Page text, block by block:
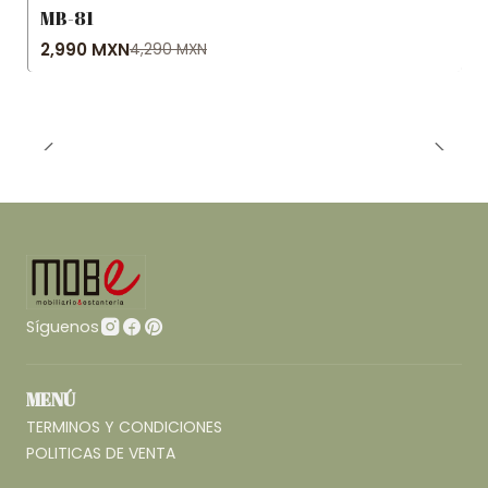
-30% OFF
Agotado
MB-81
2,990 MXN4,290 MXN
Síguenos
MENÚ
TERMINOS Y CONDICIONES
POLITICAS DE VENTA